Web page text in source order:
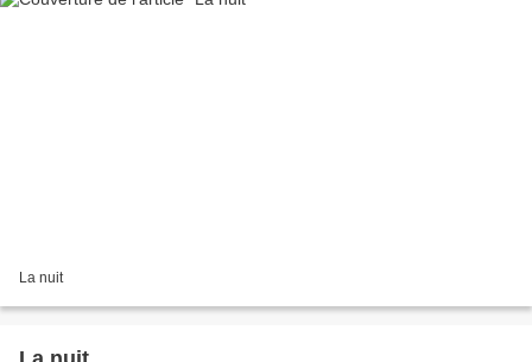
La nuit